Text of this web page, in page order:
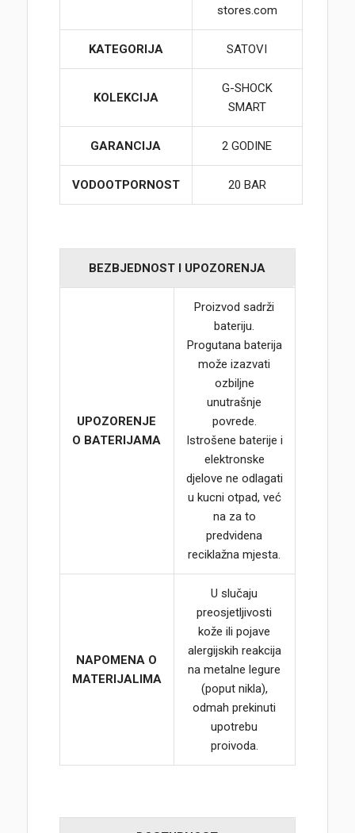
stores.com
KATEGORIJA SATOVI
KOLEKCIJA
G-SHOCK
SMART
GARANCIJA 2 GODINE
VODOOTPORNOST 20 BAR
BEZBJEDNOST I UPOZORENJA
UPOZORENJE
O BATERIJAMA
Proizvod sadrži
bateriju.
Progutana baterija
može izazvati
ozbiljne
unutrašnje
povrede.
Istrošene baterije i
elektronske
djelove ne odlagati
u kucni otpad, već
na za to
predvidena
reciklažna mjesta.
NAPOMENA O
MATERIJALIMA
U slučaju
preosjetljivosti
kože ili pojave
alergijskih reakcija
na metalne legure
(poput nikla),
odmah prekinuti
upotrebu
proivoda.